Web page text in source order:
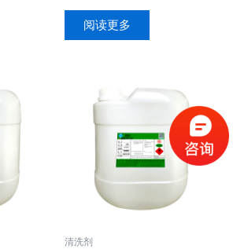
阅读更多
清洗剂